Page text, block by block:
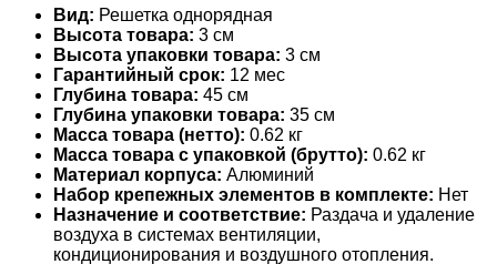
Вид: Решетка однорядная
Высота товара: 3 см
Высота упаковки товара: 3 см
Гарантийный срок: 12 мес
Глубина товара: 45 см
Глубина упаковки товара: 35 см
Масса товара (нетто): 0.62 кг
Масса товара с упаковкой (брутто): 0.62 кг
Материал корпуса: Алюминий
Набор крепежных элементов в комплекте: Нет
Назначение и соответствие: Раздача и удаление
воздуха в системах вентиляции,
кондиционирования и воздушного отопления.